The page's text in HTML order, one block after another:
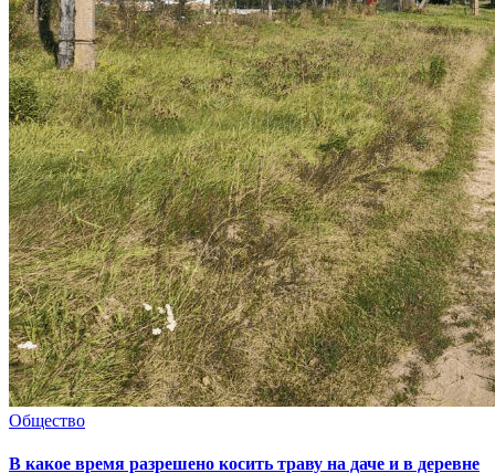
Общество
В какое время разрешено косить траву на даче и в деревне